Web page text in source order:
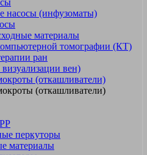
насосы (инфузоматы)
материалы
томографии (КТ)
ран
вен)
(откашливатели)
(откашливатели)
перкуторы
материалы